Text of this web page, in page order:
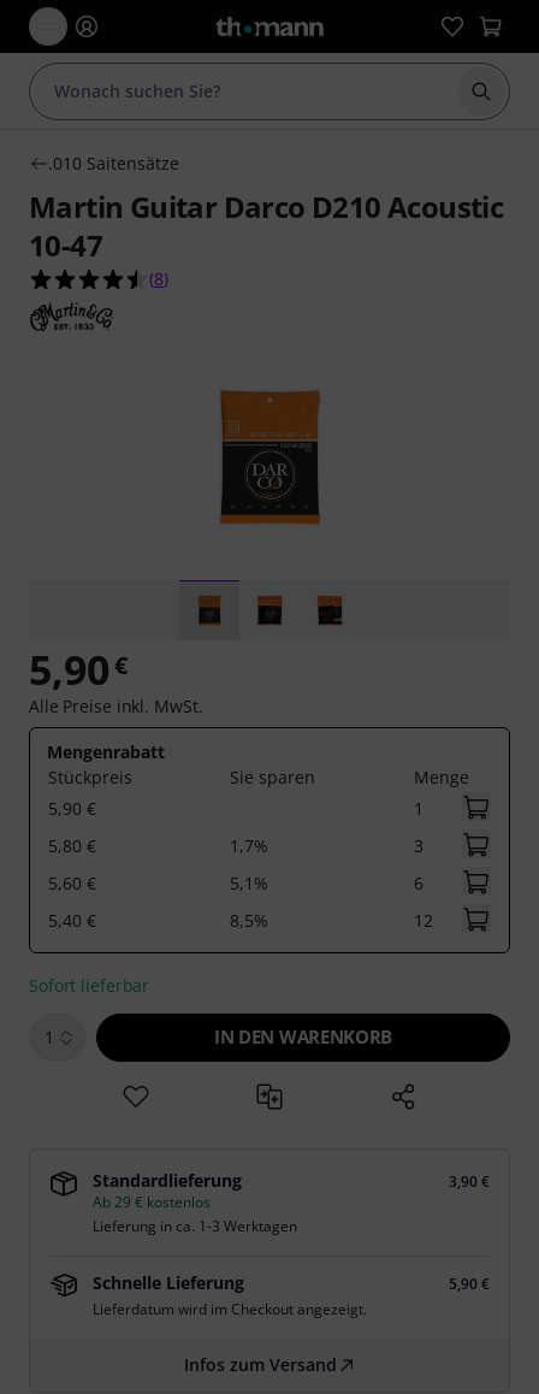
Suche
.010 Saitensätze
Martin Guitar Darco D210 Acoustic
10-47
4.5 von 5 Sternen aus 8 Kundenbewertungen
(8)
5,90€
Alle Preise inkl. MwSt.
Mengenrabatt
Stückpreis
Sie sparen
Menge
5,90 €
1
5,80 €
1,7%
3
5,60 €
5,1%
6
5,40 €
8,5% 12
Sofort lieferbar
1 IN DEN WARENKORB
Standardlieferung
3,90 €
Ab 29 € kostenlos
Lieferung in ca. 1-3 Werktagen
Schnelle Lieferung
5,90 €
Lieferdatum wird im Checkout angezeigt.
Infos zum Versand